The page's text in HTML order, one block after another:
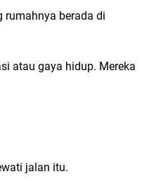
rumahnya berada di
atau gaya hidup. Mereka
jalan itu.